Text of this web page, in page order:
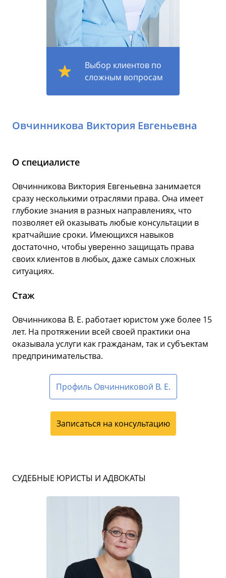
Выбор клиентов по
сложным вопросам
Овчинникова Виктория Евгеньевна
О специалисте
Овчинникова Виктория Евгеньевна занимается
сразу несколькими отраслями права. Она имеет
глубокие знания в разных направлениях, что
позволяет ей оказывать любые консультации в
кратчайшие сроки. Имеющихся навыков
достаточно, чтобы уверенно защищать права
своих клиентов в любых, даже самых сложных
ситуациях.
Стаж
Овчинникова В. Е. работает юристом уже более 15
лет. На протяжении всей своей практики она
оказывала услуги как гражданам, так и субъектам
предпринимательства.
Профиль Овчинниковой В. Е.
Записаться на консультацию
СУДЕБНЫЕ ЮРИСТЫ И АДВОКАТЫ